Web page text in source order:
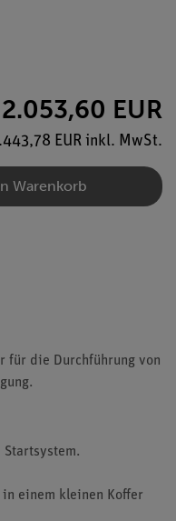
2.053,60 EUR
EUR inkl. MwSt.
Warenkorb
für die Durchführung von
Startsystem.
einem kleinen Koffer